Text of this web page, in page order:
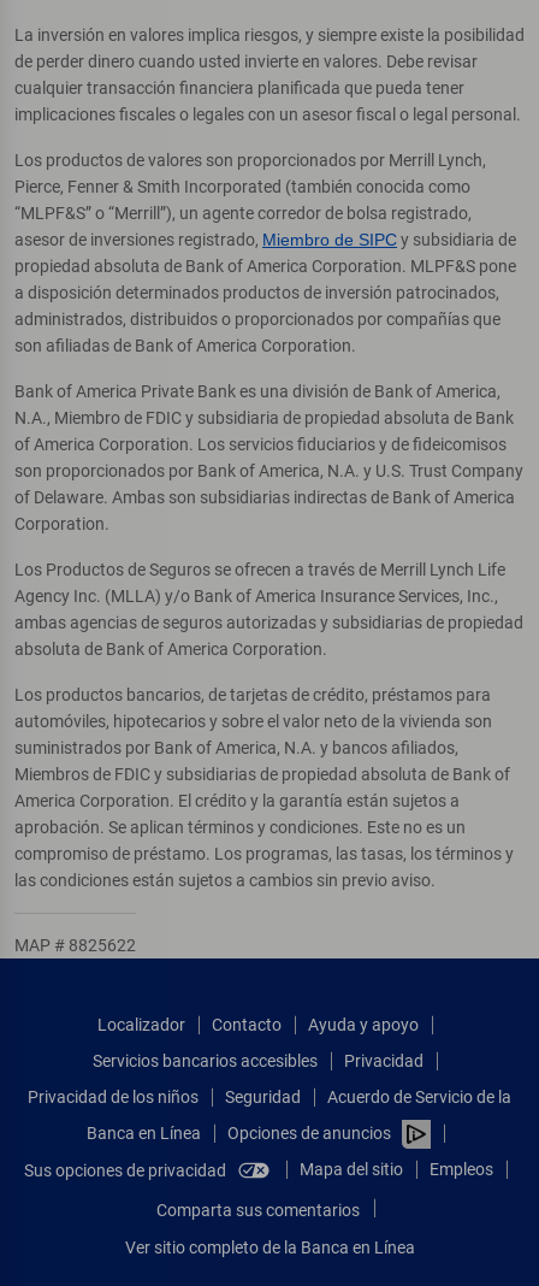
La inversión en valores implica riesgos, y siempre existe la posibilidad
de perder dinero cuando usted invierte en valores. Debe revisar
cualquier transacción financiera planificada que pueda tener
implicaciones fiscales o legales con un asesor fiscal o legal personal.
Los productos de valores son proporcionados por Merrill Lynch,
Pierce, Fenner & Smith Incorporated (también conocida como
“MLPF&S” o “Merrill”), un agente corredor de bolsa registrado,
asesor de inversiones registrado, Miembro de SIPCy subsidiaria de
propiedad absoluta de Bank of America Corporation. MLPF&S pone
a disposición determinados productos de inversión patrocinados,
administrados, distribuidos o proporcionados por compañías que
son afiliadas de Bank of America Corporation.
Bank of America Private Bank es una división de Bank of America,
N.A., Miembro de FDIC y subsidiaria de propiedad absoluta de Bank
of America Corporation. Los servicios fiduciarios y de fideicomisos
son proporcionados por Bank of America, N.A. y U.S. Trust Company
of Delaware. Ambas son subsidiarias indirectas de Bank of America
Corporation.
Los Productos de Seguros se ofrecen a través de Merrill Lynch Life
Agency Inc. (MLLA) y/o Bank of America Insurance Services, Inc.,
ambas agencias de seguros autorizadas y subsidiarias de propiedad
absoluta de Bank of America Corporation.
Los productos bancarios, de tarjetas de crédito, préstamos para
automóviles, hipotecarios y sobre el valor neto de la vivienda son
suministrados por Bank of America, N.A. y bancos afiliados,
Miembros de FDIC y subsidiarias de propiedad absoluta de Bank of
America Corporation. El crédito y la garantía están sujetos a
aprobación. Se aplican términos y condiciones. Este no es un
compromiso de préstamo. Los programas, las tasas, los términos y
las condiciones están sujetos a cambios sin previo aviso.
MAP # 8825622
Localizador Contacto
Ayuda y apoyo
Servicios bancarios accesibles
Privacidad
Privacidad de los niños
Seguridad
Acuerdo de Servicio de la
Banca en Línea
Opciones de anuncios
Sus opciones de privacidad
Mapa del sitio Empleos
Comparta sus comentarios
Ver sitio completo de la Banca en Línea